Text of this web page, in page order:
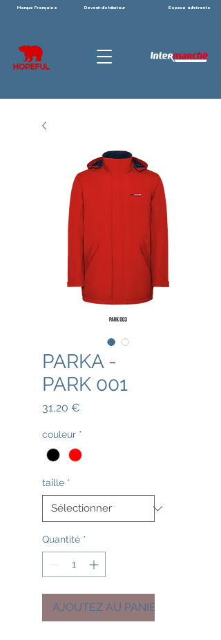
Marque Française Devenir distributeur Espace adhérents
PARKA -
PARK 001
31,20 €
couleur *
taille *
Quantité *
AJOUTEZ AU PANIER